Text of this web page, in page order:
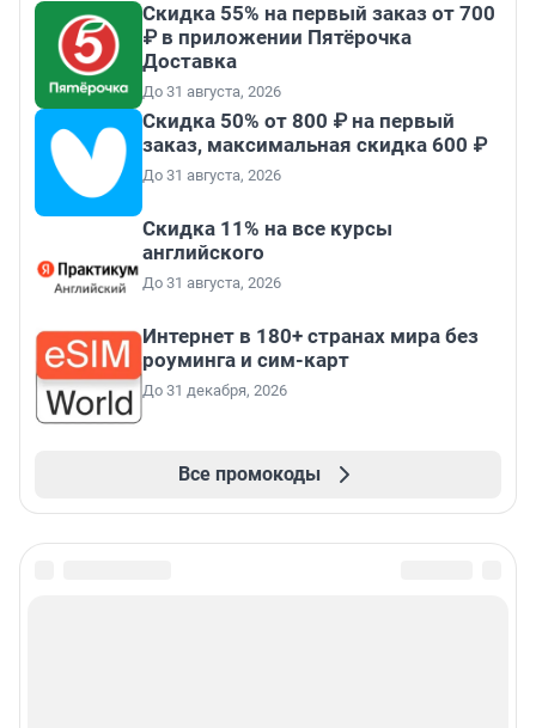
Скидка 55% на первый заказ от 700
₽ в приложении Пятёрочка
Доставка
До 31 августа, 2026
Скидка 50% от 800 ₽ на первый
заказ, максимальная скидка 600 ₽
До 31 августа, 2026
Скидка 11% на все курсы
английского
До 31 августа, 2026
Интернет в 180+ странах мира без
роуминга и сим-карт
До 31 декабря, 2026
Все промокоды